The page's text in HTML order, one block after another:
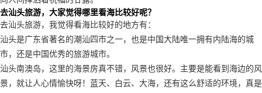
去汕头旅游，大家觉得哪里看海比较好呢？
去汕头旅游，我觉得看海比较好的地方有：
汕头是广东省著名的潮汕四市之一，也是中国大陆唯一拥有内陆海的城
市，还是中国优秀的旅游城市。
汕头南澳岛，这里的海景房真不错，风景也很好。主要是能看到海边的风
景，就让人心情愉快呀！蓝天、白云、大海，还有这么舒适的环境，真是